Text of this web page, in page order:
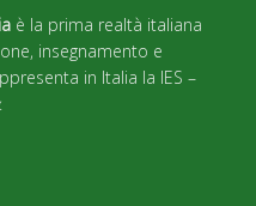
è la prima realtà italiana
insegnamento e
in Italia la IES –
.